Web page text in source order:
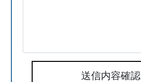
送信内容確認